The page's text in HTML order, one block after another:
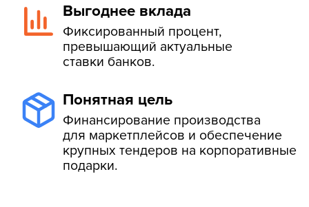
14
лет на рынке,
работаем с 2012 года
~250
уникальных
физических
и электронных
~300 млн ₽
общий оборот, из них 180 млн
на маркетплейсах